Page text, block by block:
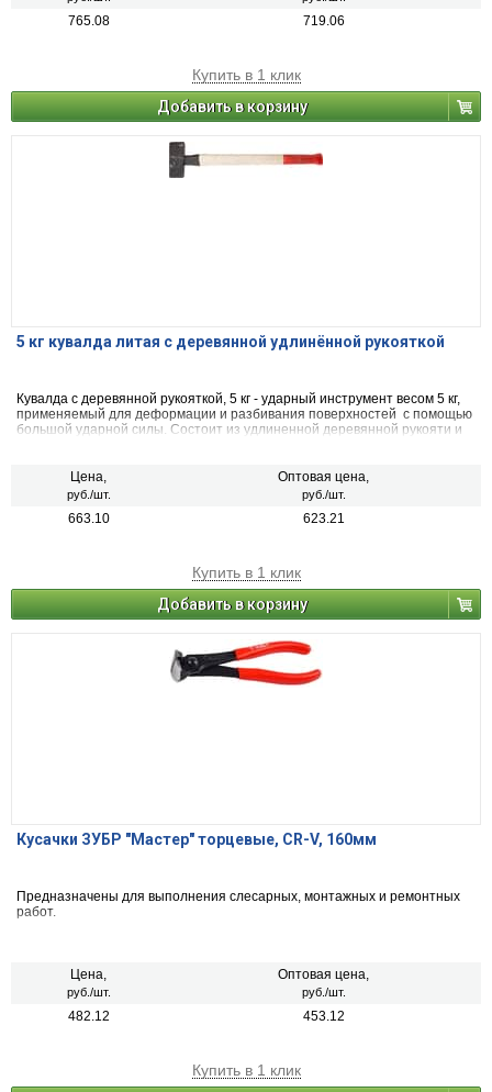
765.08 719.06
Купить в 1 клик
Добавить в корзину
5 кг кувалда литая с деревянной удлинённой рукояткой
Кувалда с деревянной рукояткой, 5 кг - ударный инструмент весом 5 кг,
применяемый для деформации и разбивания поверхностей с помощью
большой ударной силы. Состоит из удлиненной деревянной рукояти и
Цена,
руб./шт.
Оптовая цена,
руб./шт.
663.10 623.21
Купить в 1 клик
Добавить в корзину
Кусачки ЗУБР "Мастер" торцевые, CR-V, 160мм
Предназначены для выполнения слесарных, монтажных и ремонтных
работ.
Цена,
руб./шт.
Оптовая цена,
руб./шт.
482.12 453.12
Купить в 1 клик